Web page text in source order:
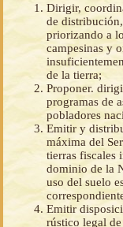
Dirigir,
de
priorizando a
campesinas y
de la tierra;
Proponer.
programas de
pobladores
Emitir y
máxima del
tierras fiscales
dominio de la
uso del suelo
Emitir
rústico legal